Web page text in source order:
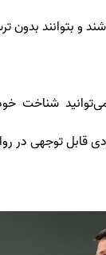
و بتوانند بدون
می‌توانید شناخت
قابل توجهی در